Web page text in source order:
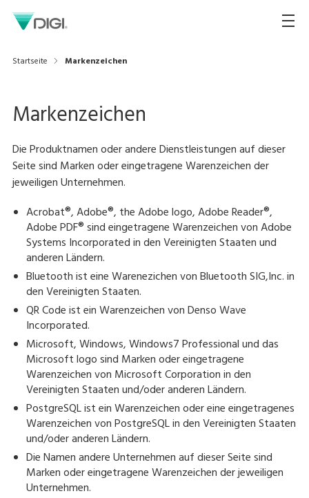
Startseite Markenzeichen
Markenzeichen
Die Produktnamen oder andere Dienstleistungen auf dieser
Seite sind Marken oder eingetragene Warenzeichen der
jeweiligen Unternehmen.
Acrobat®, Adobe®, the Adobe logo, Adobe Reader®,
Adobe PDF® sind eingetragene Warenzeichen von Adobe
Systems Incorporated in den Vereinigten Staaten und
anderen Ländern.
Bluetooth ist eine Warenezichen von Bluetooth SIG,Inc. in
den Vereinigten Staaten.
QR Code ist ein Warenzeichen von Denso Wave
Incorporated.
Microsoft, Windows, Windows7 Professional und das
Microsoft logo sind Marken oder eingetragene
Warenzeichen von Microsoft Corporation in den
Vereinigten Staaten und/oder anderen Ländern.
PostgreSQL ist ein Warenzeichen oder eine eingetragenes
Warenzeichen von PostgreSQL in den Vereinigten Staaten
und/oder anderen Ländern.
Die Namen andere Unternehmen auf dieser Seite sind
Marken oder eingetragene Warenzeichen der jeweiligen
Unternehmen.